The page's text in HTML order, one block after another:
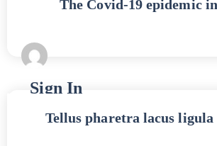
Personal
Sign In
The Covid-19 epidemic
Tellus pharetra lacus ligula